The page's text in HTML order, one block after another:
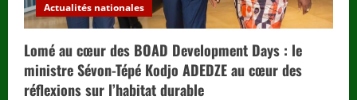
Actualités nationales
Lomé au cœur des BOAD Development Days : le
ministre Sévon-Tépé Kodjo ADEDZE au cœur des
réflexions sur l’habitat durable